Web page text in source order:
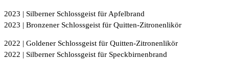
2023 | Silberner Schlossgeist für Apfelbrand
2023 | Bronzener Schlossgeist für Quitten-Zitronenlikör
2022 | Goldener Schlossgeist für Quitten-Zitronenlikör
2022 | Silberner Schlossgeist für Speckbirnenbrand